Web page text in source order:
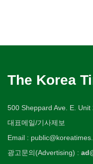
The Korea
500 Sheppard Ave. E.
대표메일/기사제보
Email :
광고문의(Advertising) :